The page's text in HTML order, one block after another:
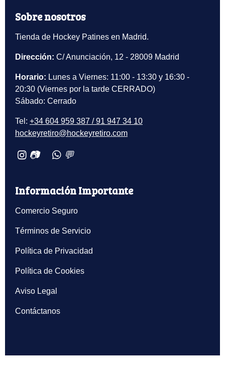
Sobre nosotros
Tienda de Hockey Patines en Madrid.
Dirección: C/ Anunciación, 12 - 28009 Madrid
Horario: Lunes a Viernes: 11:00 - 13:30 y 16:30 -
20:30 (Viernes por la tarde CERRADO)
Sábado: Cerrado
Tel: +34 604 959 387 / 91 947 34 10
hockeyretiro@hockeyretiro.com
📷 💬
Información Importante
Comercio Seguro
Términos de Servicio
Política de Privacidad
Política de Cookies
Aviso Legal
Contáctanos